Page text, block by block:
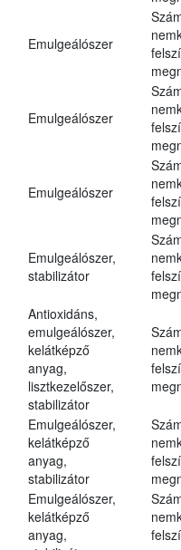
Emulgeálószer
Emulgeálószer
Emulgeálószer
Emulgeálószer,
stabilizátor
Antioxidáns,
emulgeálószer,
kelátképző
anyag,
lisztkezelőszer,
stabilizátor
Emulgeálószer,
kelátképző
anyag,
stabilizátor
Emulgeálószer,
kelátképző
anyag,